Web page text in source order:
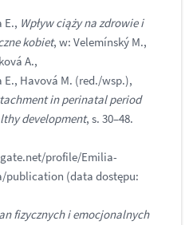
E., Wpływ ciąży na zdrowie i
kobiet, w: Velemínský M.,
A.,
E., Havová M. (red./wsp.),
in perinatal period
development, s. 30–48.
profile/Emilia-
publication (data dostępu:
fizycznych i emocjonalnych